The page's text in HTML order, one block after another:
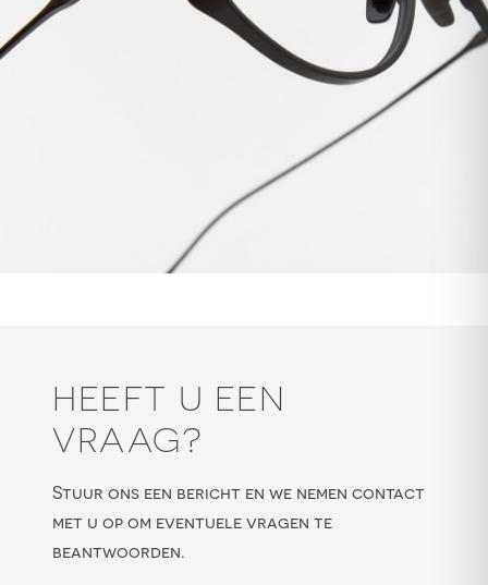
HEEFT U EEN
VRAAG?
Stuur ons een bericht en we nemen contact
met u op om eventuele vragen te
beantwoorden.